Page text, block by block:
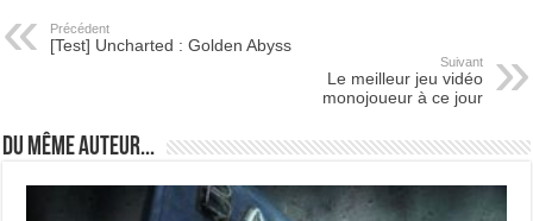
Précédent
[Test] Uncharted : Golden Abyss
Suivant
Le meilleur jeu vidéo
monojoueur à ce jour
Du même auteur...